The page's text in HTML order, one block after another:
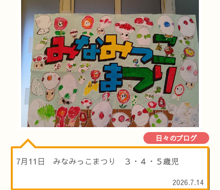
日々のブログ
7月11日 みなみっこまつり ３・４・５歳児
2026.7.14